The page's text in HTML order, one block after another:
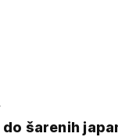
šarenih